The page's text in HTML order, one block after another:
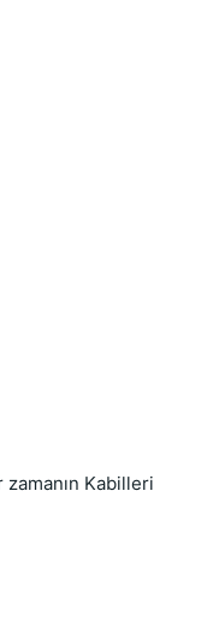
zamanın Kabilleri